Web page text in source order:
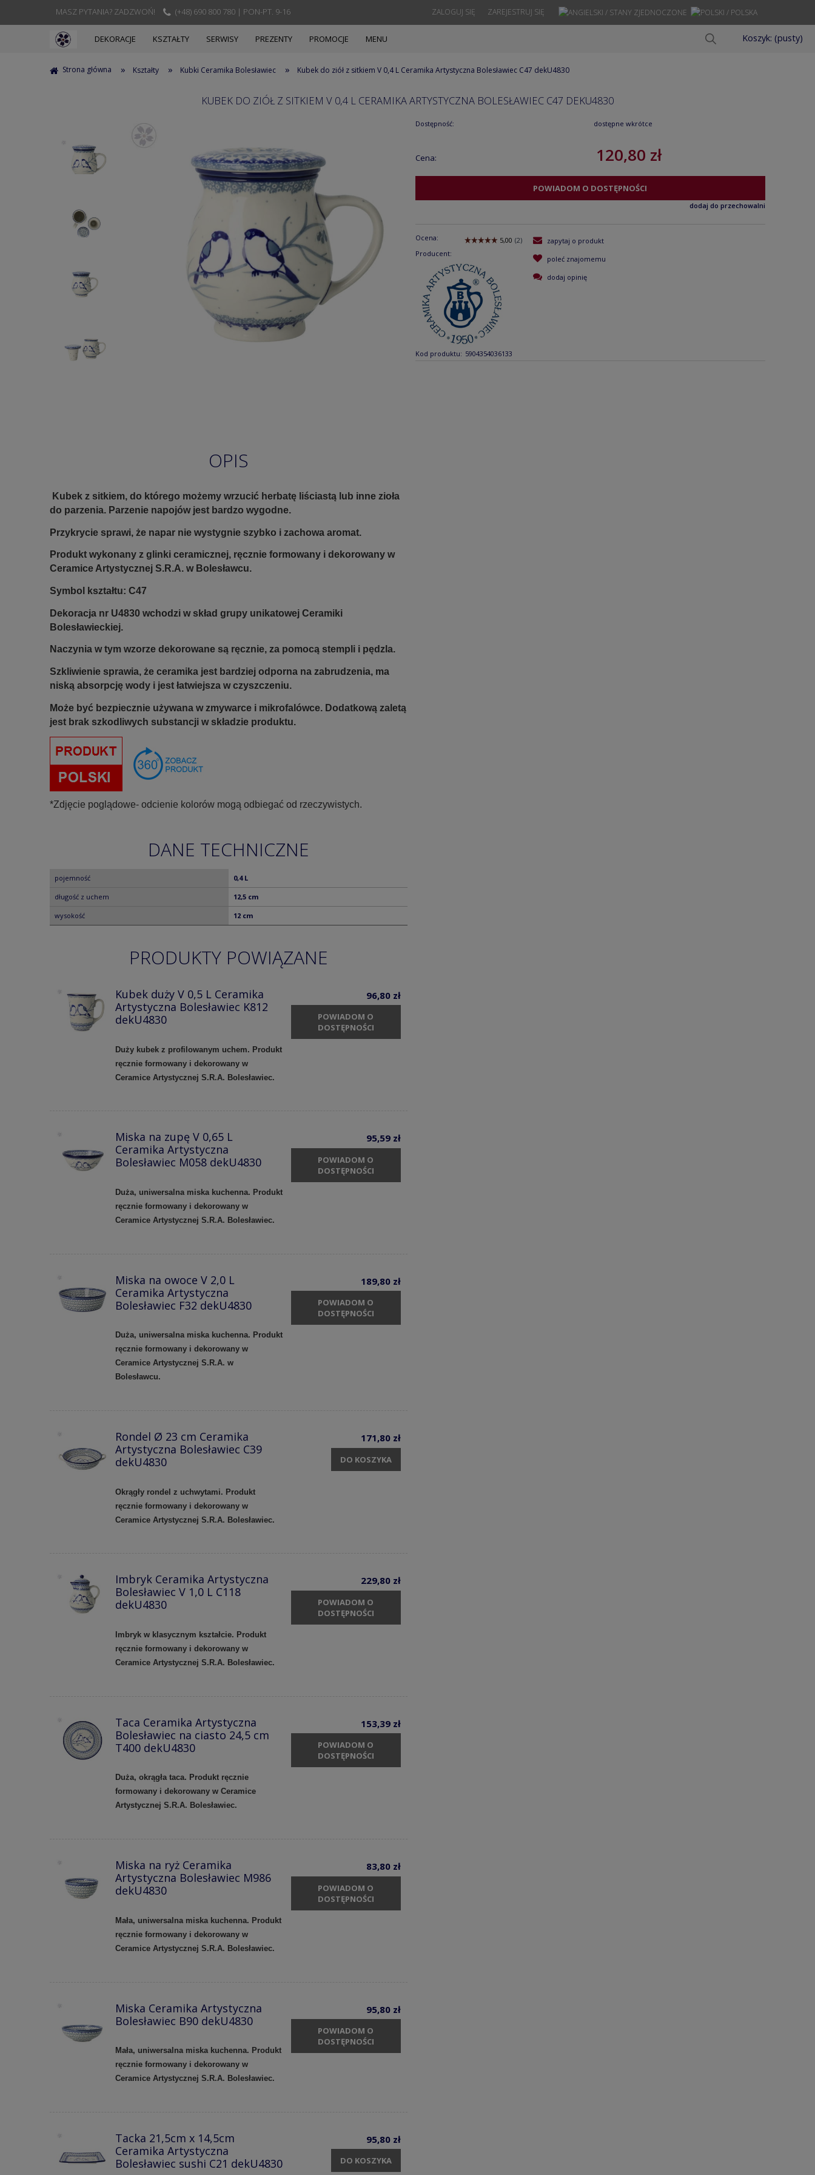
MASZ PYTANIA? ZADZWOŃ! (+48) 690 800 780 | PON-PT. 9-16 ZAREJESTRUJ SIĘ
ZALOGUJ SIĘ
Koszyk: (pusty)
DEKORACJE KSZTAŁTY SERWISY PREZENTY PROMOCJE MENU
Strona główna » Kształty » Kubki Ceramika Bolesławiec » Kubek do ziół z sitkiem V 0,4 L Ceramika Artystyczna Bolesławiec C47 dekU4830
KUBEK DO ZIÓŁ Z SITKIEM V 0,4 L CERAMIKA ARTYSTYCZNA BOLESŁAWIEC C47 DEKU4830
Dostępność: dostępne wkrótce
Cena: 120,80 zł
POWIADOM O DOSTĘPNOŚCI
dodaj do przechowalni
Ocena:
Producent:
Kod produktu: 5904354036133
zapytaj o produkt
poleć znajomemu
dodaj opinię
OPIS
Kubek z sitkiem, do którego możemy wrzucić herbatę liściastą lub inne zioła
do parzenia. Parzenie napojów jest bardzo wygodne.
Przykrycie sprawi, że napar nie wystygnie szybko i zachowa aromat.
Produkt wykonany z glinki ceramicznej, ręcznie formowany i dekorowany w
Ceramice Artystycznej S.R.A. w Bolesławcu.
Symbol kształtu: C47
Dekoracja nr U4830 wchodzi w skład grupy unikatowej Ceramiki
Bolesławieckiej.
Naczynia w tym wzorze dekorowane są ręcznie, za pomocą stempli i pędzla.
Szkliwienie sprawia, że ceramika jest bardziej odporna na zabrudzenia, ma
niską absorpcję wody i jest łatwiejsza w czyszczeniu.
Może być bezpiecznie używana w zmywarce i mikrofalówce. Dodatkową zaletą
jest brak szkodliwych substancji w składzie produktu.
*Zdjęcie poglądowe- odcienie kolorów mogą odbiegać od rzeczywistych.
DANE TECHNICZNE
pojemność 0,4 L
długość z uchem 12,5 cm
wysokość 12 cm
PRODUKTY POWIĄZANE
Kubek duży V 0,5 L Ceramika
Artystyczna Bolesławiec K812
dekU4830
Duży kubek z profilowanym uchem. Produkt
ręcznie formowany i dekorowany w
Ceramice Artystycznej S.R.A. Bolesławiec.
96,80 zł
POWIADOM O
DOSTĘPNOŚCI
Miska na zupę V 0,65 L
Ceramika Artystyczna
Bolesławiec M058 dekU4830
Duża, uniwersalna miska kuchenna. Produkt
ręcznie formowany i dekorowany w
Ceramice Artystycznej S.R.A. Bolesławiec.
95,59 zł
POWIADOM O
DOSTĘPNOŚCI
Miska na owoce V 2,0 L
Ceramika Artystyczna
Bolesławiec F32 dekU4830
Duża, uniwersalna miska kuchenna. Produkt
ręcznie formowany i dekorowany w
Ceramice Artystycznej S.R.A. w
Bolesławcu.
189,80 zł
POWIADOM O
DOSTĘPNOŚCI
Rondel Ø 23 cm Ceramika
Artystyczna Bolesławiec C39
dekU4830
Okrągły rondel z uchwytami. Produkt
ręcznie formowany i dekorowany w
Ceramice Artystycznej S.R.A. Bolesławiec.
171,80 zł
DO KOSZYKA
Imbryk Ceramika Artystyczna
Bolesławiec V 1,0 L C118
dekU4830
Imbryk w klasycznym kształcie. Produkt
ręcznie formowany i dekorowany w
Ceramice Artystycznej S.R.A. Bolesławiec.
229,80 zł
POWIADOM O
DOSTĘPNOŚCI
Taca Ceramika Artystyczna
Bolesławiec na ciasto 24,5 cm
T400 dekU4830
Duża, okrągła taca. Produkt ręcznie
formowany i dekorowany w Ceramice
Artystycznej S.R.A. Bolesławiec.
153,39 zł
POWIADOM O
DOSTĘPNOŚCI
Miska na ryż Ceramika
Artystyczna Bolesławiec M986
dekU4830
Mała, uniwersalna miska kuchenna. Produkt
ręcznie formowany i dekorowany w
Ceramice Artystycznej S.R.A. Bolesławiec.
83,80 zł
POWIADOM O
DOSTĘPNOŚCI
Miska Ceramika Artystyczna
Bolesławiec B90 dekU4830
Mała, uniwersalna miska kuchenna. Produkt
ręcznie formowany i dekorowany w
Ceramice Artystycznej S.R.A. Bolesławiec.
95,80 zł
POWIADOM O
DOSTĘPNOŚCI
Tacka 21,5cm x 14,5cm
Ceramika Artystyczna
Bolesławiec sushi C21 dekU4830
95,80 zł
DO KOSZYKA